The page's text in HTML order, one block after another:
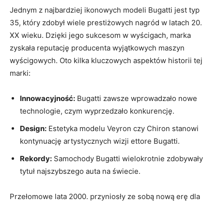
Jednym z najbardziej ikonowych modeli Bugatti jest typ
35, który zdobył wiele prestiżowych nagród ⁣w latach 20.
XX ‍wieku.‍ Dzięki‍ jego sukcesom w wyścigach, marka
zyskała reputację producenta wyjątkowych​ maszyn‍
wyścigowych. Oto kilka kluczowych aspektów historii tej
marki:
Innowacyjność: Bugatti zawsze wprowadzało nowe
⁤technologie, czym wyprzedzało konkurencję.
Design: Estetyka modelu Veyron czy Chiron stanowi
kontynuację artystycznych‌ wizji ettore Bugatti.
Rekordy: ​Samochody Bugatti wielokrotnie zdobywały
tytuł najszybszego auta na świecie.
Przełomowe lata 2000. przyniosły ze sobą nową erę dla